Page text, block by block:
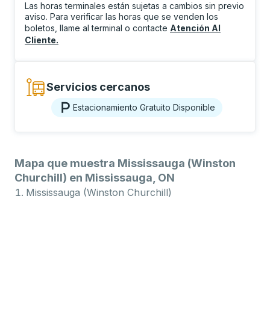
Las horas terminales están sujetas a cambios sin previo
aviso. Para verificar las horas que se venden los
boletos, llame al terminal o contacte Atención Al
Cliente.
Servicios cercanos
Estacionamiento Gratuito Disponible
Mapa que muestra Mississauga (Winston
Churchill) en Mississauga, ON
Mississauga (Winston Churchill)